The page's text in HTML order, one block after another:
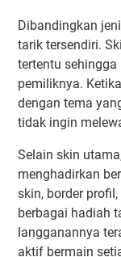
Dibandingkan
tarik tersendiri.
tertentu
pemiliknya.
dengan tema
tidak ingin
Selain skin
menghadirkan
skin, border
berbagai hadiah
langganannya
aktif bermain